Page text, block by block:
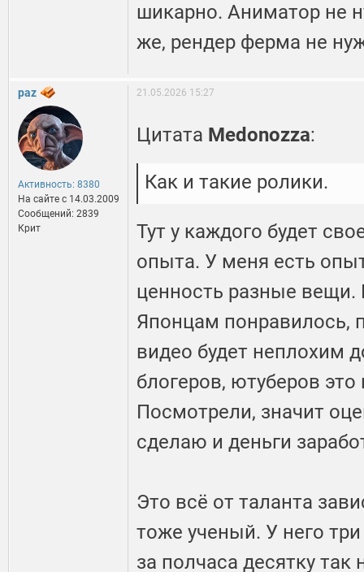
шикарно. Аниматор не
же, рендер ферма не
paz
Активность: 8380
На сайте c 14.03.2009
Сообщений: 2839
Крит
21.05.2026 15:27
Цитата Medonozza:
Как и такие ролики.
Тут у каждого будет
опыта. У меня есть
ценность разные вещи.
Японцам понравилось,
видео будет неплохим
блогеров, ютуберов
Посмотрели, значит
сделаю и деньги
Это всё от таланта
тоже ученый. У него
за полчаса десятку